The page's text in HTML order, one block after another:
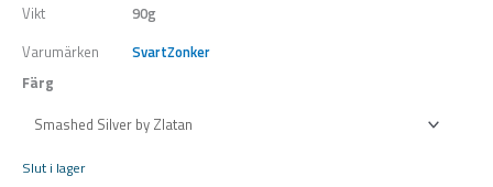
Vikt
90g
Varumärken
SvartZonker
Färg
Slut i lager
McRubber-
21cm-